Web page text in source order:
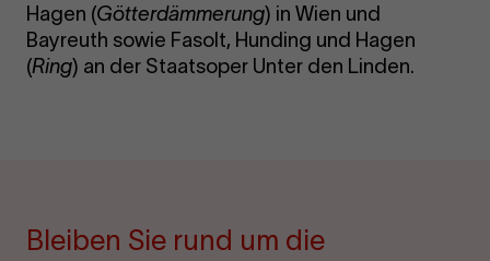
Hagen (Götterdämmerung) in Wien und
Bayreuth sowie Fasolt, Hunding und Hagen
(Ring) an der Staatsoper Unter den Linden.
Bleiben Sie rund um die